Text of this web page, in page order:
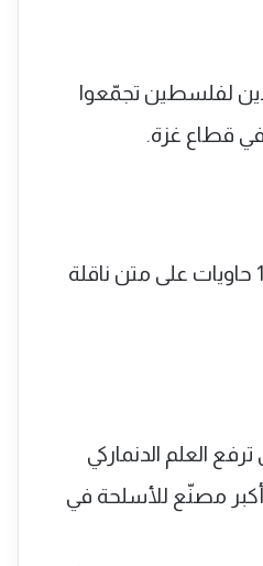
لفلسطين تجمّعوا
في قطاع غزة.
عمال ميناء جنوة في ‎إيطاليا يمنعون تحميل شحنة أسلحة مكونة من 10 حاويات على متن ناقلة
العلم الدنماركي
سيستمز، أكبر مصنّع للأسلحة في